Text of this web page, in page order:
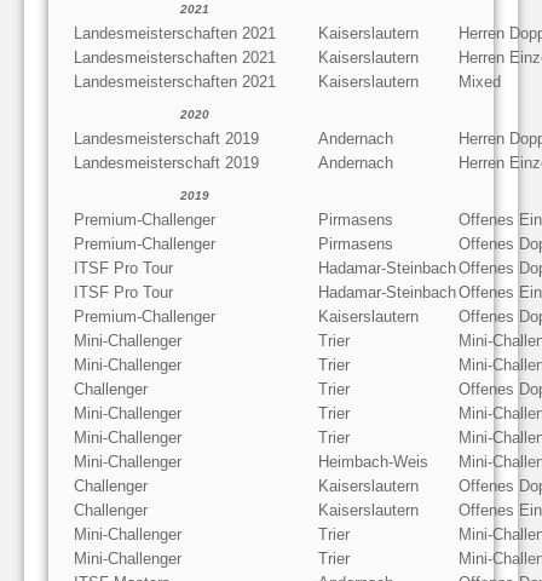
2021
Landesmeisterschaften 2021 Kaiserslautern
Herren
Landesmeisterschaften 2021
Kaiserslautern
Herren
Landesmeisterschaften 2021
Kaiserslautern Mixed
2020
Landesmeisterschaft 2019 Andernach
Herren
Landesmeisterschaft 2019
Andernach Herren
2019
Premium-Challenger Pirmasens
Offenes
Premium-Challenger
Pirmasens
Offenes
ITSF Pro Tour
Hadamar-SteinbachOffenes
ITSF Pro Tour
Hadamar-SteinbachOffenes
Premium-Challenger
Kaiserslautern
Offenes
Mini-Challenger
Trier
Mini-
Mini-Challenger
Trier
Mini-
Challenger
Trier
Offenes
Mini-Challenger
Trier
Mini-
Mini-Challenger
Trier
Mini-
Mini-Challenger
Heimbach-Weis
Mini-
Challenger
Kaiserslautern
Offenes
Challenger
Kaiserslautern
Offenes
Mini-Challenger
Trier
Mini-
Mini-Challenger
Trier
Mini-